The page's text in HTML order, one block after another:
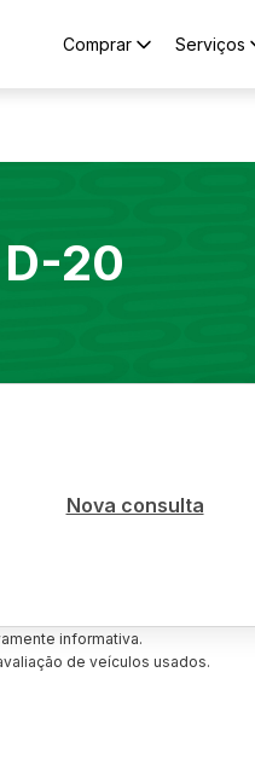
Comprar Serviços
D-20
Nova consulta
informativa.
de veículos usados.